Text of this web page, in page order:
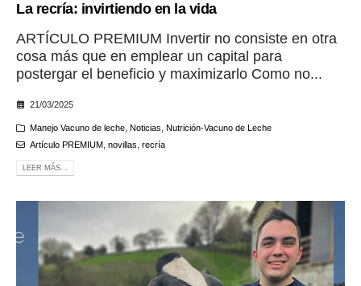
La recría: invirtiendo en la vida
ARTÍCULO PREMIUM Invertir no consiste en otra
cosa más que en emplear un capital para
postergar el beneficio y maximizarlo Como no...
21/03/2025
Manejo Vacuno de leche, Noticias Nutrición-Vacuno de Leche
Artículo PREMIUM, novillas recría
LEER MÁS...